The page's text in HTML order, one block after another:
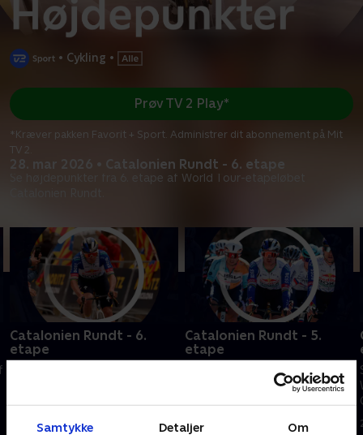
Samtykke Detaljer Om
• Cykling •
28. mar 2026 • Catalonien Rundt - 6. etape
Se højdepunkter fra 6. etape af World Tour-etapeløbet
Prøv TV 2 Play*
*Kræver pakken Favorit + Sport. Administrer dit abonnement på Mit
TV 2.
Catalonien Rundt - 6.
etape
28. marts 2026 • 7 min
Catalonien Rundt - 5.
etape
Se højdepunkter fra 5. etape af
World Tour-etapeløbet
27. marts 2026 • 7 min